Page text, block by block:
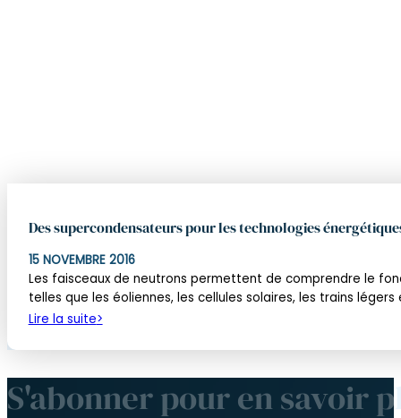
Des supercondensateurs pour les technologies
15 NOVEMBRE 2016
Les faisceaux de neutrons permettent de comprendre le
telles que les éoliennes, les cellules solaires, les trains
Lire la suite
S'abonner pour en savoir